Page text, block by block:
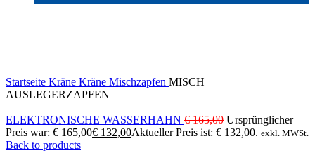
Startseite Kräne Kräne Mischzapfen MISCH
AUSLEGERZAPFEN
ELEKTRONISCHE WASSERHAHN €165,00 Ursprünglicher
Preis war: € 165,00€ 132,00Aktueller Preis ist: € 132,00. exkl. MWSt.
Back to products